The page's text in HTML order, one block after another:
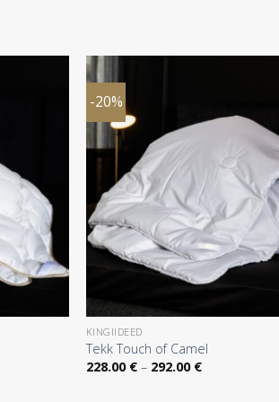
-20%
KINGIIDEED
Tekk Touch of Camel
228.00 € – 292.00 €Hinnavahemik: